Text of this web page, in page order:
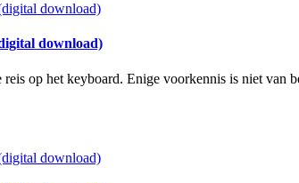
download)
op het keyboard. Enige voorkennis is niet van